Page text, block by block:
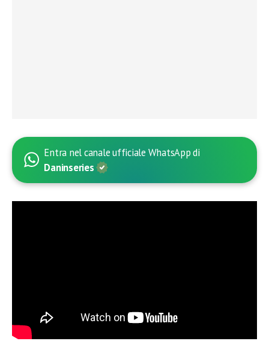
Entra nel canale ufficiale WhatsApp di
Daninseries